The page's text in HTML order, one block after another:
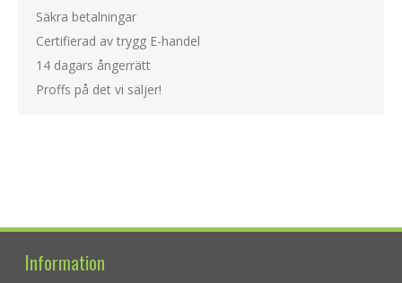
Säkra betalningar
Certifierad av trygg E-handel
14 dagars ångerrätt
Proffs på det vi säljer!
Information